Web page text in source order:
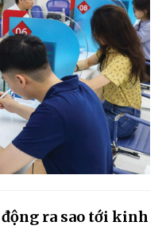
ra sao tới kinh